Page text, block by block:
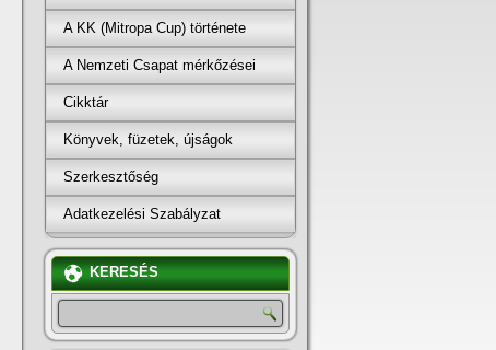
A KK (Mitropa Cup) története
A Nemzeti Csapat mérkőzései
Cikktár
Könyvek, füzetek, újságok
Szerkesztőség
Adatkezelési Szabályzat
KERESÉS